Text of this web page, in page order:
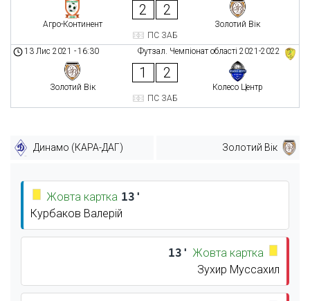
Агро-Континент
2 2
Золотий Вік
ПС ЗАБ
Футзал. Чемпіонат області 2021-2022
13 Лис 2021 -16:30
Золотий Вік
1 2
Колесо Центр
ПС ЗАБ
Динамо (КАРА-ДАГ) Золотий Вік
Жовта картка 13'
Курбаков Валерій
13' Жовта картка
Зухир Муссахил